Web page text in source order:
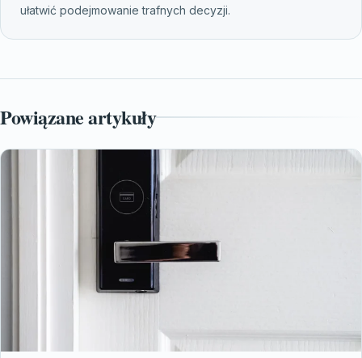
ułatwić podejmowanie trafnych decyzji.
Powiązane artykuły